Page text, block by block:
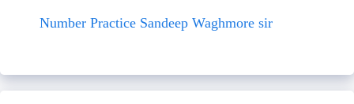
Number Practice Sandeep Waghmore sir